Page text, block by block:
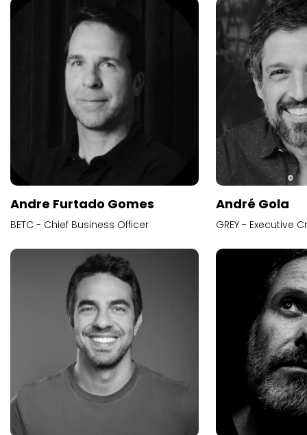
Andre Furtado Gomes
BETC - Chief Business Officer
André Gola
GREY - Executive